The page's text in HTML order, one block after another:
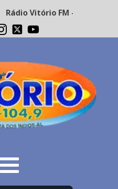
Rádio Vitório FM -